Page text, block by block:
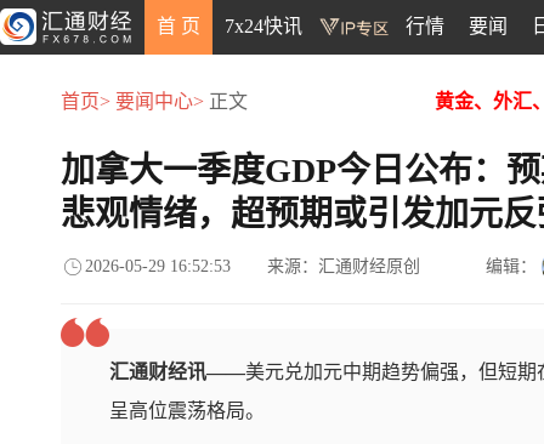
首 页 7x24快讯 行情 要闻
首页> 要闻中心> 正文 黄金、外汇
加拿大一季度GDP今日公布：
悲观情绪，超预期或引发加元反
2026-05-29 16:52:53 来源：汇通财经原创 编辑：
汇通财经讯——美元兑加元中期趋势偏强，但短
呈高位震荡格局。